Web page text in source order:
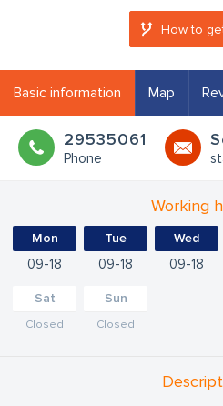
How to
Basic information Map
29535061
Phone
Working
Mon
09 18
Tue
09 18
Wed
09 18
Sat
Closed
Sun
Closed